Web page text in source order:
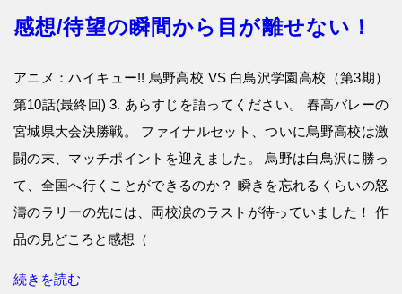
感想/待望の瞬間から目が離せない！
アニメ：ハイキュー!! 烏野高校 VS 白鳥沢学園高校（第3期）
第10話(最終回) 3. あらすじを語ってください。 春高バレーの
宮城県大会決勝戦。 ファイナルセット、ついに烏野高校は激
闘の末、マッチポイントを迎えました。 烏野は白鳥沢に勝っ
て、全国へ行くことができるのか？ 瞬きを忘れるくらいの怒
濤のラリーの先には、両校涙のラストが待っていました！ 作
品の見どころと感想（
続きを読む